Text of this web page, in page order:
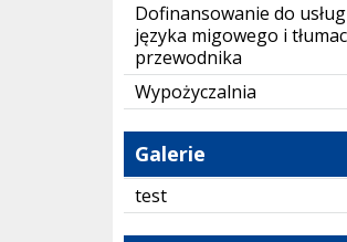
Dofinansowanie do usług
języka migowego i
przewodnika
Wypożyczalnia
Galerie
test